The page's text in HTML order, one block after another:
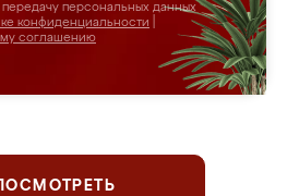
персональных данных
конфиденциальности
соглашению
ПОСМОТРЕТЬ